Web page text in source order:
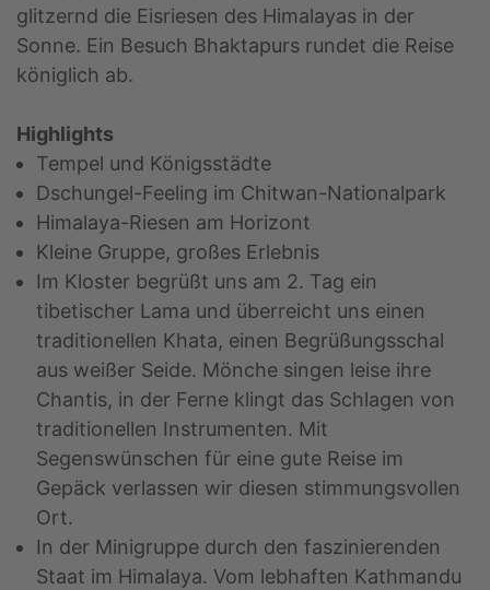
glitzernd die Eisriesen des Himalayas in der
Sonne. Ein Besuch Bhaktapurs rundet die Reise
königlich ab.
Highlights
Tempel und Königsstädte
Dschungel-Feeling im Chitwan-Nationalpark
Himalaya-Riesen am Horizont
Kleine Gruppe, großes Erlebnis
Im Kloster begrüßt uns am 2. Tag ein
tibetischer Lama und überreicht uns einen
traditionellen Khata, einen Begrüßungsschal
aus weißer Seide. Mönche singen leise ihre
Chantis, in der Ferne klingt das Schlagen von
traditionellen Instrumenten. Mit
Segenswünschen für eine gute Reise im
Gepäck verlassen wir diesen stimmungsvollen
Ort.
In der Minigruppe durch den faszinierenden
Staat im Himalaya. Vom lebhaften Kathmandu